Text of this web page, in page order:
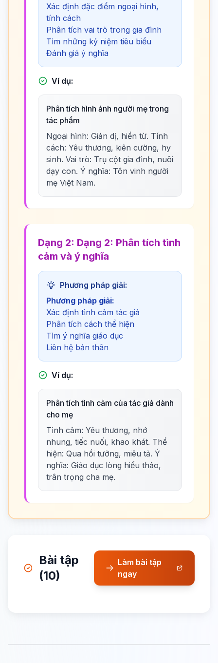
Xác định đặc điểm ngoại hình,
tính cách
Phân tích vai trò trong gia đình
Tìm những kỷ niệm tiêu biểu
Đánh giá ý nghĩa
Ví dụ:
Phân tích hình ảnh người mẹ trong
tác phẩm
Ngoại hình: Giản dị, hiền từ. Tính
cách: Yêu thương, kiên cường, hy
sinh. Vai trò: Trụ cột gia đình, nuôi
dạy con. Ý nghĩa: Tôn vinh người
mẹ Việt Nam.
Dạng 2: Dạng 2: Phân tích tình
cảm và ý nghĩa
Phương pháp giải:
Phương pháp giải:
Xác định tình cảm tác giả
Phân tích cách thể hiện
Tìm ý nghĩa giáo dục
Liên hệ bản thân
Ví dụ:
Phân tích tình cảm của tác giả dành
cho mẹ
Tình cảm: Yêu thương, nhớ
nhung, tiếc nuối, khao khát. Thể
hiện: Qua hồi tưởng, miêu tả. Ý
nghĩa: Giáo dục lòng hiếu thảo,
trân trọng cha mẹ.
Bài tập
(10)
Làm bài tập
ngay